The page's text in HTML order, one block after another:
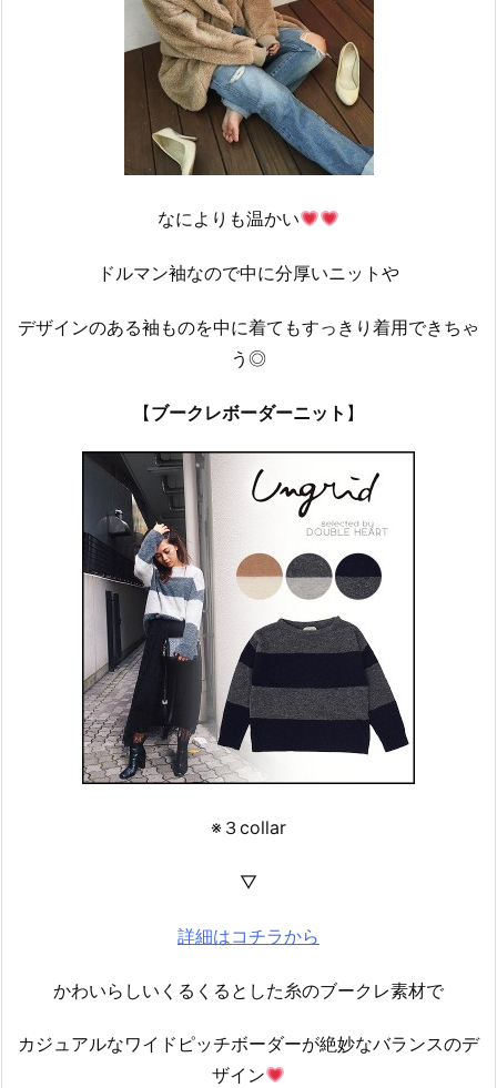
なによりも温かい
ドルマン袖なので中に分厚いニットや
デザインのある袖ものを中に着てもすっきり着用できちゃ
う◎
【ブークレボーダーニット 】
※３collar
▽
詳細はコチラから
かわいらしいくるくるとした糸のブークレ素材で
カジュアルなワイドピッチボーダーが絶妙なバランスのデ
ザイン